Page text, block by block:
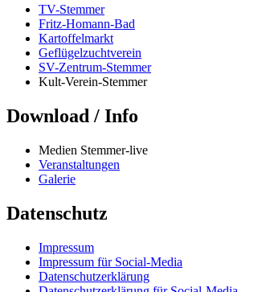
TV-Stemmer
Fritz-Homann-Bad
Kartoffelmarkt
Geflügelzuchtverein
SV-Zentrum-Stemmer
Kult-Verein-Stemmer
Download / Info
Medien Stemmer-live
Veranstaltungen
Galerie
Datenschutz
Impressum
Impressum für Social-Media
Datenschutzerklärung